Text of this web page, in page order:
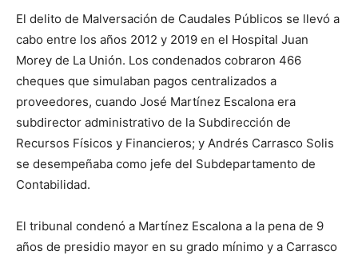
El delito de Malversación de Caudales Públicos se llevó a
cabo entre los años 2012 y 2019 en el Hospital Juan
Morey de La Unión. Los condenados cobraron 466
cheques que simulaban pagos centralizados a
proveedores, cuando José Martínez Escalona era
subdirector administrativo de la Subdirección de
Recursos Físicos y Financieros; y Andrés Carrasco Solis
se desempeñaba como jefe del Subdepartamento de
Contabilidad.
El tribunal condenó a Martínez Escalona a la pena de 9
años de presidio mayor en su grado mínimo y a Carrasco